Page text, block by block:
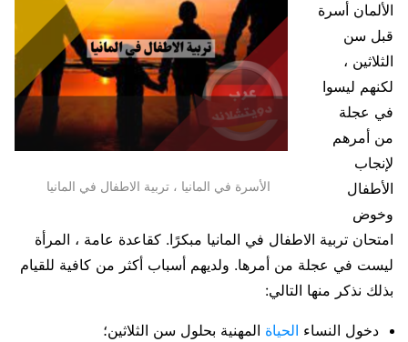
الأسرة في المانيا ، تربية الاطفال في المانيا
الألمان أسرة
قبل سن
الثلاثين ،
لكنهم ليسوا
في عجلة
من أمرهم
لإنجاب
الأطفال
وخوض
امتحان تربية الاطفال في المانيا مبكرًا. كقاعدة عامة ، المرأة
ليست في عجلة من أمرها. ولديهم أسباب أكثر من كافية للقيام
بذلك نذكر منها التالي:
دخول النساء الحياة المهنية بحلول سن الثلاثين؛